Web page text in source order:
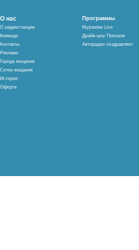
О нас
О радиостанции
Команда
Контакты
Реклама
Города вещания
Сетка вещания
История
Оферта
Программы
Мурзилки Live
Драйв-шоу Поехали
Авторадио поздравляет